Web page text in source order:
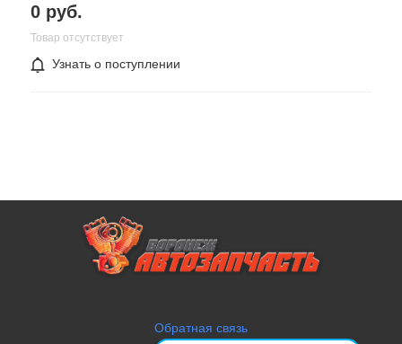
0 руб.
Товар отсутствует
Узнать о поступлении
Обратная связь